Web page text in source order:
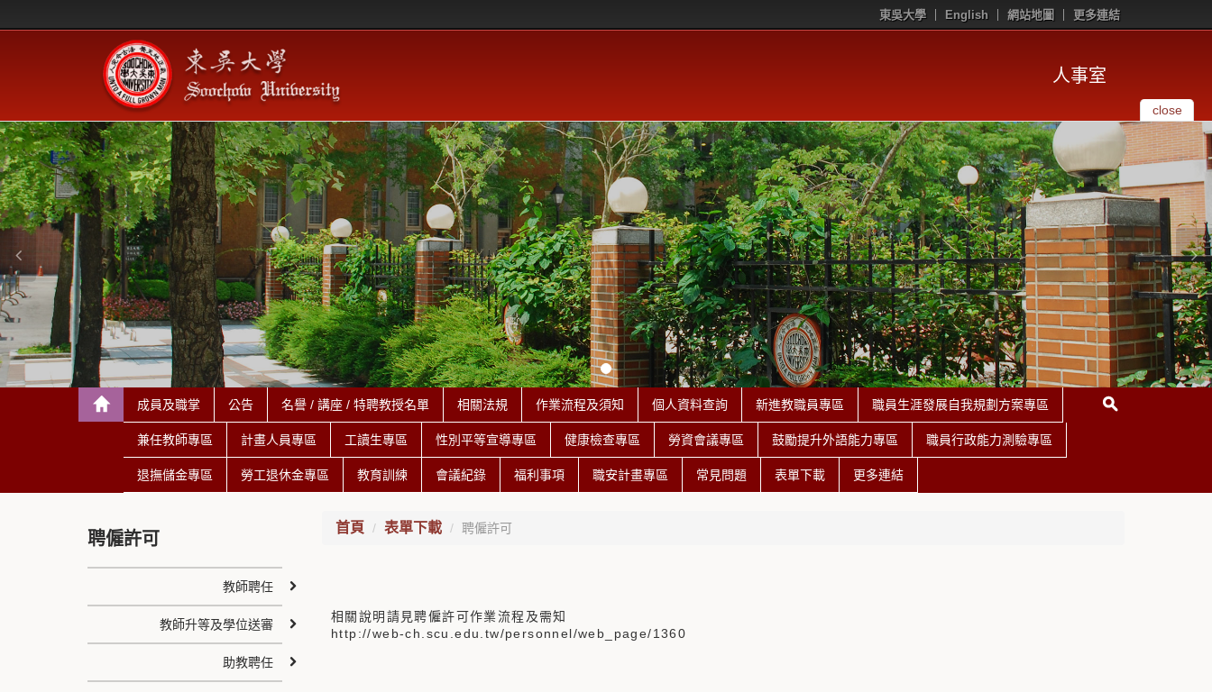
東吳大學 English 網站地圖 更多連結
人事室
close
成員及職掌 公告 名譽 / 講座 / 特聘教授名單 相關法規 作業流程及須知 個人資料查詢 新進教職員專區 職員生涯發展自我規劃方案專區
兼任教師專區 計畫人員專區 工讀生專區 性別平等宣導專區 健康檢查專區 勞資會議專區 鼓勵提升外語能力專區 職員行政能力測驗專區
退撫儲金專區 勞工退休金專區 教育訓練 會議紀錄 福利事項 職安計畫專區 常見問題 表單下載 更多連結
首頁 表單下載 聘僱許可
相關說明請見聘僱許可作業流程及需知
http://web-ch.scu.edu.tw/personnel/web_page/1360
聘僱許可
教師聘任
教師升等及學位送審
助教聘任